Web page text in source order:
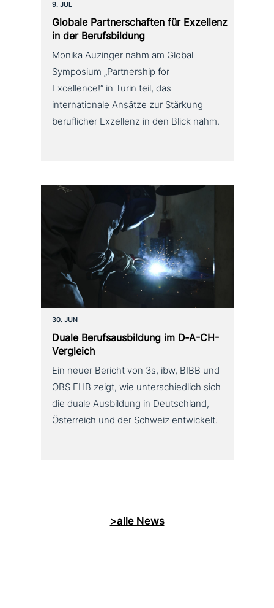
9. JUL
Globale Partnerschaften für Exzellenz
in der Berufsbildung
Monika Auzinger nahm am Global
Symposium „Partnership for
Excellence!“ in Turin teil, das
internationale Ansätze zur Stärkung
beruflicher Exzellenz in den Blick nahm.
30. JUN
Duale Berufsausbildung im D‑A-CH-
Vergleich
Ein neuer Bericht von 3s, ibw, BIBB und
OBS EHB zeigt, wie unterschiedlich sich
die duale Ausbildung in Deutschland,
Österreich und der Schweiz entwickelt.
>alle News